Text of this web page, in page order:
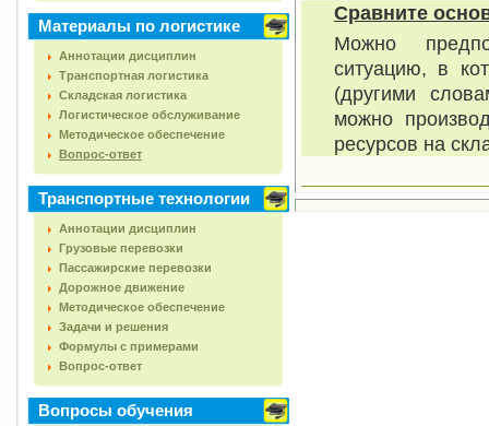
Материалы по логистике
Аннотации дисциплин
Транспортная логистика
Складская логистика
Логистическое обслуживание
Методическое обеспечение
Вопрос-ответ
Транспортные технологии
Аннотации дисциплин
Грузовые перевозки
Пассажирские перевозки
Дорожное движение
Методическое обеспечение
Задачи и решения
Формулы с примерами
Вопрос-ответ
Вопросы обучения
Сравните
Можно
ситуацию, в
(другими
можно
ресурсов на